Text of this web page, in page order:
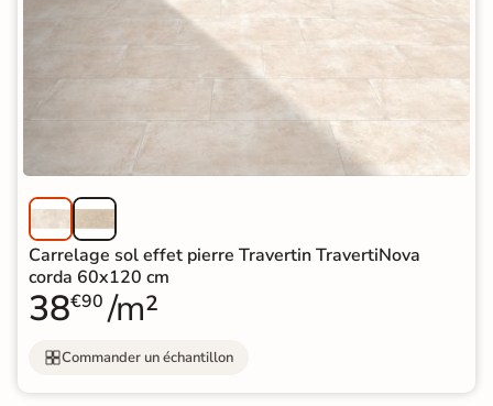
Carrelage sol effet pierre Travertin TravertiNova
corda 60x120 cm
38€90 /m²
Commander un échantillon